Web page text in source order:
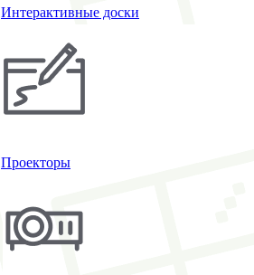
Интерактивные доски
Проекторы